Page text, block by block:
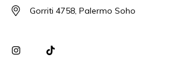
Gorriti 4758, Palermo Soho